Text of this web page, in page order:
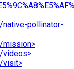
native-pollinator-
mission>
videos>
visit>